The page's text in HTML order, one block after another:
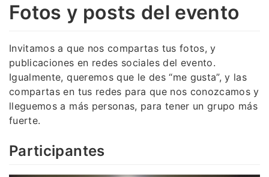
Fotos y posts del evento
Invitamos a que nos compartas tus fotos, y
publicaciones en redes sociales del evento.
Igualmente, queremos que le des “me gusta”, y las
compartas en tus redes para que nos conozcamos y
lleguemos a más personas, para tener un grupo más
fuerte.
Participantes